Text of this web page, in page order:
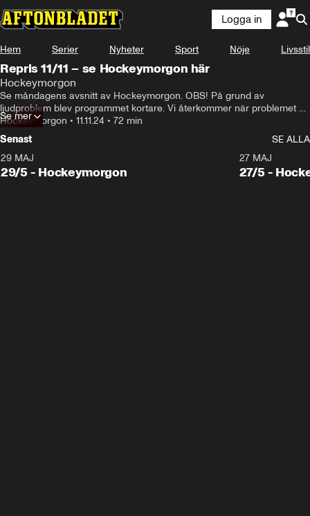
Logga in
Hem Serier Nyheter Sport Nöje Livsstil
Repris 11/11 – se Hockeymorgon här
Hockeymorgon
Se måndagens avsnitt av Hockeymorgon. OBS! På grund av
ljudproblem blev programmet kortare. Vi återkommer när problemet är
löst.
Hockeymorgon • 11.11.24 • 72 min
Se mer
Senast
SE ALLA
29 MAJ
29/5 - Hockeymorgon
27 MAJ
27/5 -